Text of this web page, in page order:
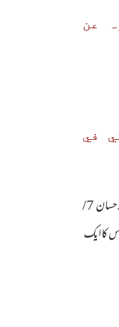
ابن حبان : موارد الظمان ح 665 وغیرہ عن
في
اس کی سند ایک مجہول راوی: ابو عثمان غیر النہدی اور اس کے باپ کی جہالت کی وجہ سے ضعیف ہے ۔ یہ روایت مختصرا مسند احمد (5/ 26، 27) مستدرک الحاکم (1/ 565 ) صحیح ابن حبان ( الاحسان 7/
ہے ۔اس حدیث کو امام دارقطنی نے ضعیف قراردیا ہے ۔ مسند احمد (4/ 105) میں اس کاایک